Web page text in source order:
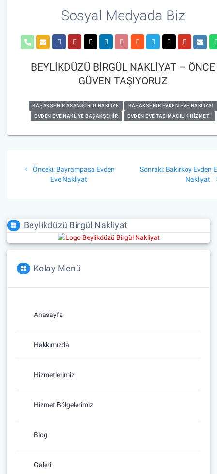
Sosyal Medyada Biz
BEYLİKDÜZÜ BİRGÜL NAKLİYAT – ÖNCE
GÜVEN TAŞIYORUZ
BAŞAKŞEHIR ASANSÖRLÜ NAKLIYE
BAŞAKŞEHIR EVDEN EVE NAKLIYAT
EVDEN EVE NAKLIYE BAŞAKŞEHIR
EVDEN EVE TAŞIMACILIK HIZMETI
gezinmesi
Önceki: Önceki
yazı:
Bayrampaşa Evden
Eve Nakliyat
Sonraki: Sonraki
Bakırköy Evden
Nakliyat
Beylikdüzü Birgül Nakliyat
Kolay Menü
Anasayfa
Hakkımızda
Hizmetlerimiz
Hizmet Bölgelerimiz
Blog
Galeri